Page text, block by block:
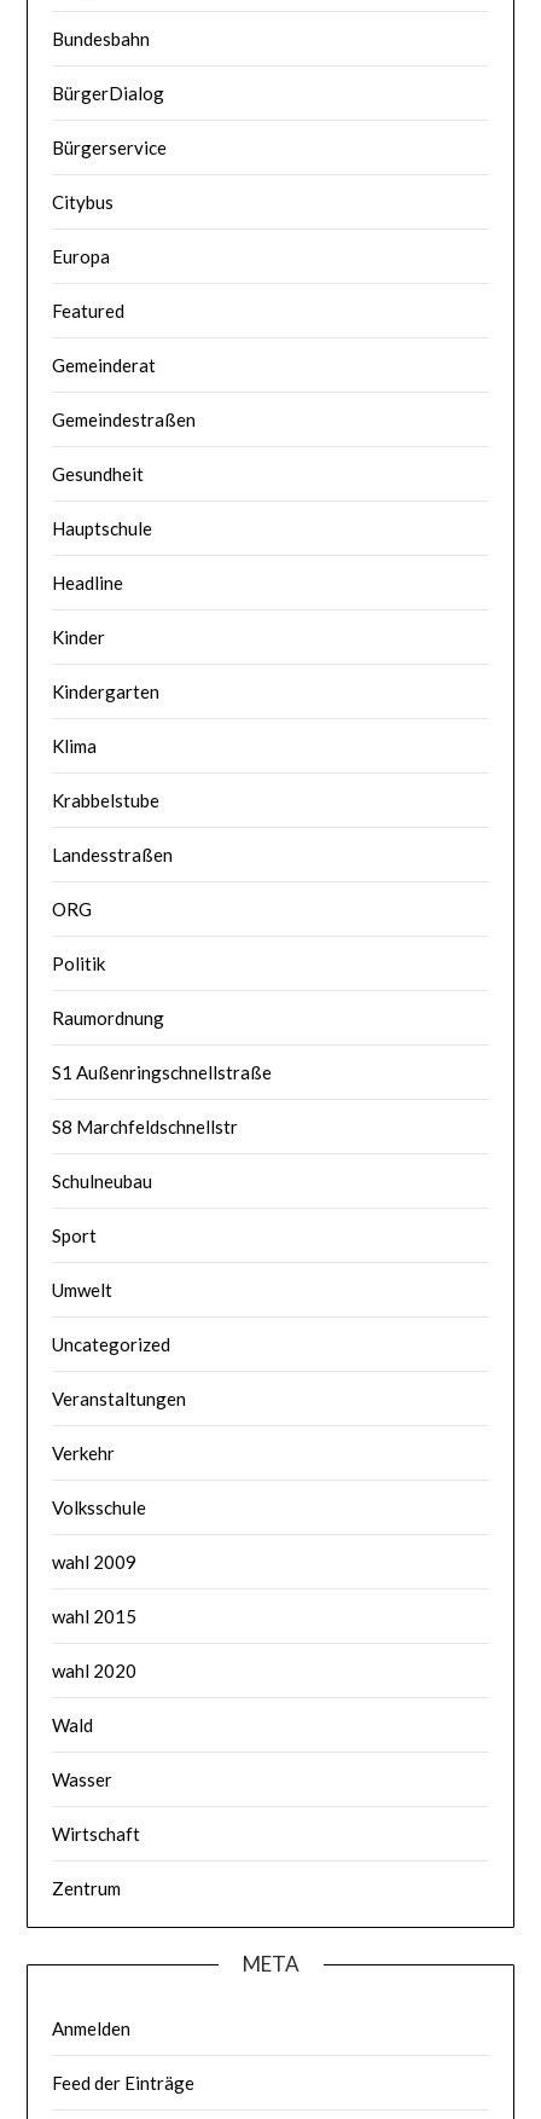
Bundesbahn
BürgerDialog
Bürgerservice
Citybus
Europa
Featured
Gemeinderat
Gemeindestraßen
Gesundheit
Hauptschule
Headline
Kinder
Kindergarten
Klima
Krabbelstube
Landesstraßen
ORG
Politik
Raumordnung
S1 Außenringschnellstraße
S8 Marchfeldschnellstr
Schulneubau
Sport
Umwelt
Uncategorized
Veranstaltungen
Verkehr
Volksschule
wahl 2009
wahl 2015
wahl 2020
Wald
Wasser
Wirtschaft
Zentrum
META
Anmelden
Feed der Einträge